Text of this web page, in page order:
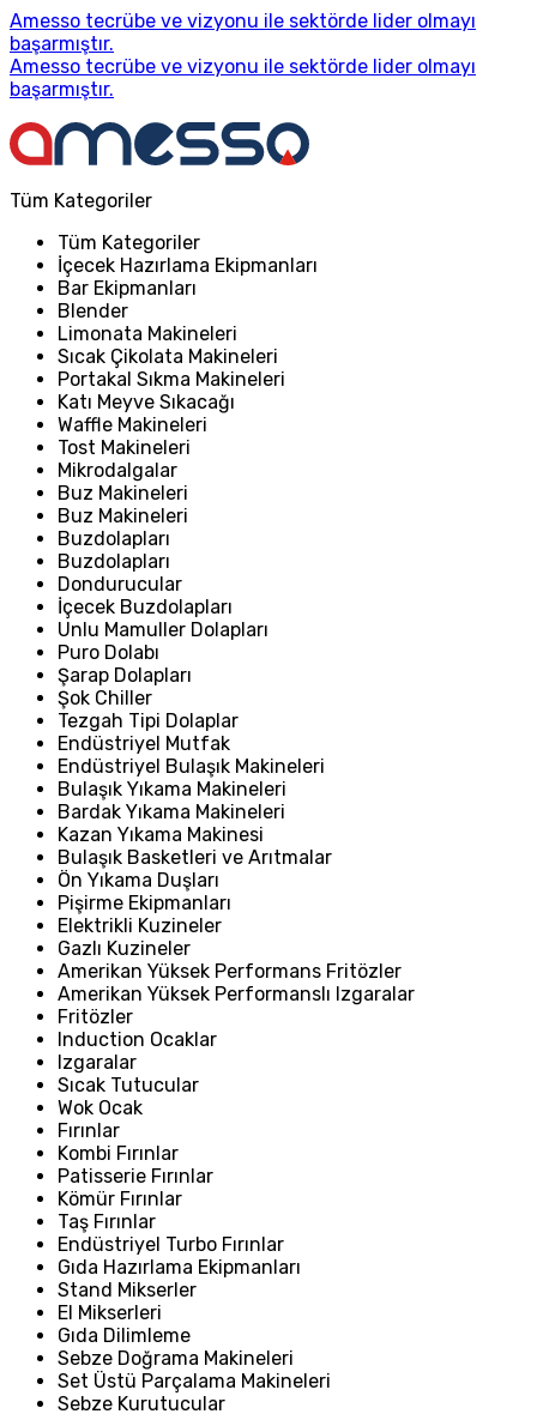
Amesso tecrübe ve vizyonu ile sektörde lider olmayı
başarmıştır.
Amesso tecrübe ve vizyonu ile sektörde lider olmayı
başarmıştır.
Tüm Kategoriler
Tüm Kategoriler
İçecek Hazırlama Ekipmanları
Bar Ekipmanları
Blender
Limonata Makineleri
Sıcak Çikolata Makineleri
Portakal Sıkma Makineleri
Katı Meyve Sıkacağı
Waffle Makineleri
Tost Makineleri
Mikrodalgalar
Buz Makineleri
Buz Makineleri
Buzdolapları
Buzdolapları
Dondurucular
İçecek Buzdolapları
Unlu Mamuller Dolapları
Puro Dolabı
Şarap Dolapları
Şok Chiller
Tezgah Tipi Dolaplar
Endüstriyel Mutfak
Endüstriyel Bulaşık Makineleri
Bulaşık Yıkama Makineleri
Bardak Yıkama Makineleri
Kazan Yıkama Makinesi
Bulaşık Basketleri ve Arıtmalar
Ön Yıkama Duşları
Pişirme Ekipmanları
Elektrikli Kuzineler
Gazlı Kuzineler
Amerikan Yüksek Performans Fritözler
Amerikan Yüksek Performanslı Izgaralar
Fritözler
Induction Ocaklar
Izgaralar
Sıcak Tutucular
Wok Ocak
Fırınlar
Kombi Fırınlar
Patisserie Fırınlar
Kömür Fırınlar
Taş Fırınlar
Endüstriyel Turbo Fırınlar
Gıda Hazırlama Ekipmanları
Stand Mikserler
El Mikserleri
Gıda Dilimleme
Sebze Doğrama Makineleri
Set Üstü Parçalama Makineleri
Sebze Kurutucular